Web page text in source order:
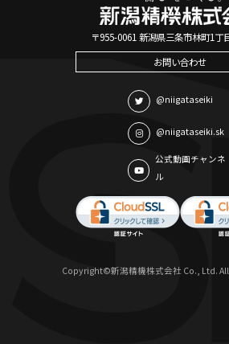
〒955-0061 新潟県三条市林町1丁
お問い合わせ
@niigataseiki
@niigataseiki.sk
公式動画チャンネ
ル
Copyright©新潟精機株式会社 Co., Ltd.